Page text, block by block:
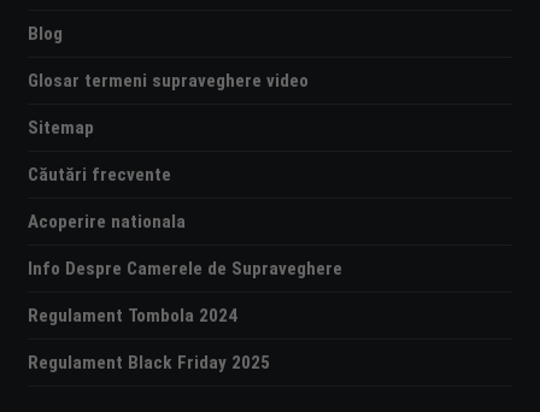
Blog
Glosar termeni supraveghere video
Sitemap
Căutări frecvente
Acoperire nationala
Info Despre Camerele de Supraveghere
Regulament Tombola 2024
Regulament Black Friday 2025